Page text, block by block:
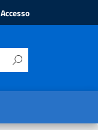
Accesso